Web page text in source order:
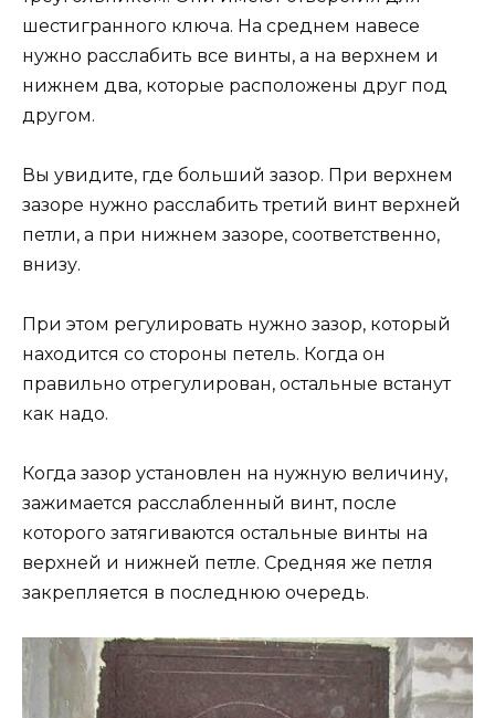
шестигранного ключа. На среднем навесе
нужно расслабить все винты, а на верхнем и
нижнем два, которые расположены друг под
другом.
Вы увидите, где больший зазор. При верхнем
зазоре нужно расслабить третий винт верхней
петли, а при нижнем зазоре, соответственно,
внизу.
При этом регулировать нужно зазор, который
находится со стороны петель. Когда он
правильно отрегулирован, остальные встанут
как надо.
Когда зазор установлен на нужную величину,
зажимается расслабленный винт, после
которого затягиваются остальные винты на
верхней и нижней петле. Средняя же петля
закрепляется в последнюю очередь.